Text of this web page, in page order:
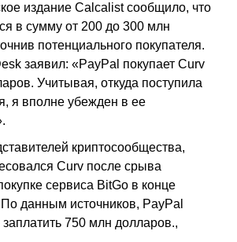
издание Calcalist сообщило, что
в сумму от 200 до 300 млн
потенциального покупателя.
заявил: «PayPal покупает Curv
Учитывая, откуда поступила
я вполне убежден в ее
криптосообщества,
Curv после срыва
сервиса BitGo в конце
данным источников, PayPal
заплатить 750 млн долларов.,